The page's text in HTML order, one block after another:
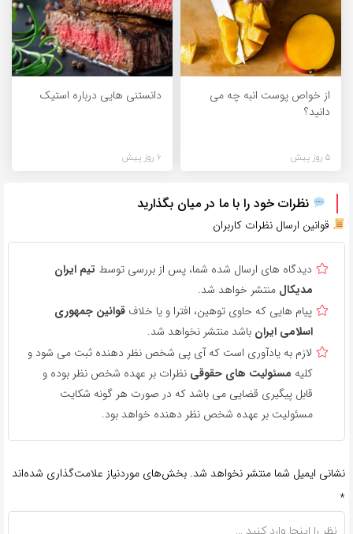
از خواص پوست انبه چه می
دانید؟
5 روز پیش
دانستنی هایی درباره استیک
6 روز پیش
نظرات خود را با ما در میان بگذارید
قوانین ارسال نظرات کاربران
دیدگاه های ارسال شده شما، پس از بررسی توسط تیم ایران
مدیکال منتشر خواهد شد.
پیام هایی که حاوی توهین، افترا و یا خلاف قوانین جمهوری
اسلامی ایران باشد منتشر نخواهد شد.
لازم به یادآوری است که آی پی شخص نظر دهنده ثبت می شود و
کلیه مسئولیت های حقوقی نظرات بر عهده شخص نظر بوده و
قابل پیگیری قضایی می باشد که در صورت هر گونه شکایت
مسئولیت بر عهده شخص نظر دهنده خواهد بود.
نشانی ایمیل شما منتشر نخواهد شد. بخش‌های موردنیاز علامت‌گذاری شده‌اند
*